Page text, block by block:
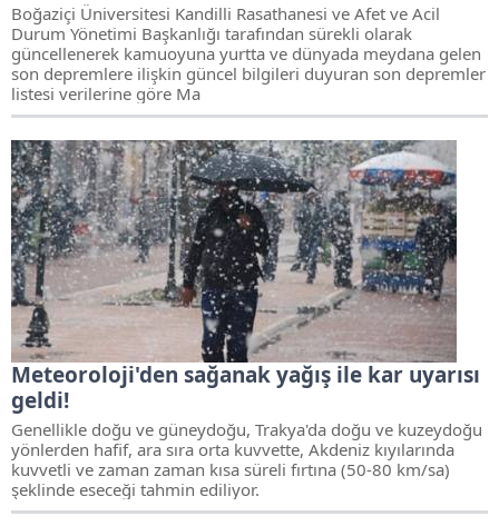
Boğaziçi Üniversitesi Kandilli Rasathanesi ve Afet ve Acil
Durum Yönetimi Başkanlığı tarafından sürekli olarak
güncellenerek kamuoyuna yurtta ve dünyada meydana gelen
son depremlere ilişkin güncel bilgileri duyuran son depremler
listesi verilerine göre Ma
Meteoroloji'den sağanak yağış ile kar uyarısı
geldi!
Genellikle doğu ve güneydoğu, Trakya'da doğu ve kuzeydoğu
yönlerden hafif, ara sıra orta kuvvette, Akdeniz kıyılarında
kuvvetli ve zaman zaman kısa süreli fırtına (50-80 km/sa)
şeklinde eseceği tahmin ediliyor.